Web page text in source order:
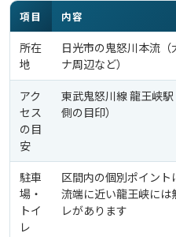
項目 内容
所在
地
日光市の鬼怒川本流
ナ周辺など）
アク
セス
の目
安
東武鬼怒川線 龍王峡
側の目印）
駐車
場・
トイ
レ
区間内の個別ポイン
流端に近い龍王峡には
レがあります